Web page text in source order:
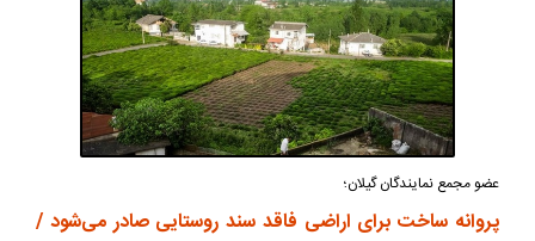
عضو مجمع نمایندگان گیلان؛
پروانه ساخت برای اراضی فاقد سند روستایی صادر می‌شود /